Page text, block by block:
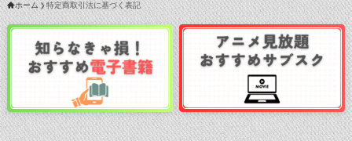
ホーム 特定商取引法に基づく表記